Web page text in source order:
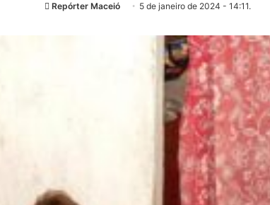
Repórter Maceió 5 de janeiro de 2024 - 14:11.